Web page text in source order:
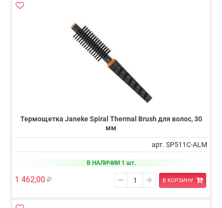
Термощетка Janeke Spiral Thermal Brush для волос, 30
мм
арт. SP511C-ALM
В НАЛИЧИИ 1 шт.
1 462,00 В КОРЗИНУ